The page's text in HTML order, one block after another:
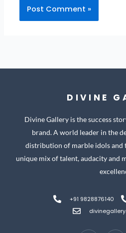
DIVINE
Divine Gallery is the success
brand. A world leader in the
distribution of marble idols and
unique mix of talent, audacity and
+91 9828876140